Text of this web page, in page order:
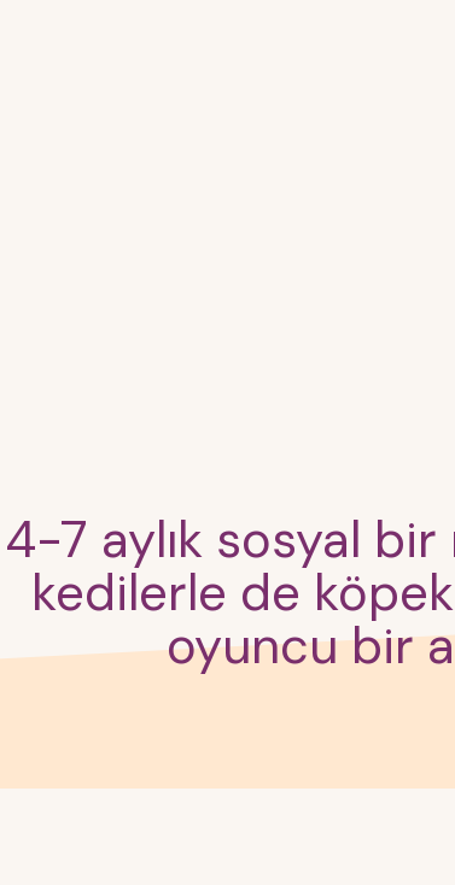
4-7 aylık sosyal
kedilerle de
oyuncu bir